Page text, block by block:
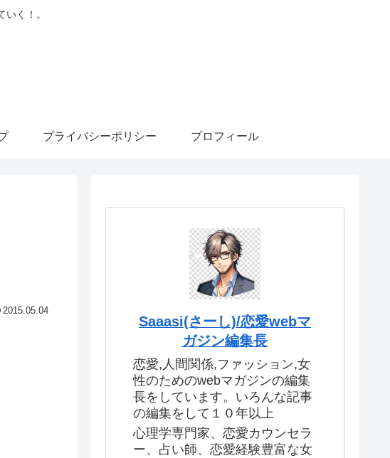
く！。
プライバシーポリシー プロフィール
2015.05.04
Saaasi(さーし)/恋愛webマ
ガジン編集長
恋愛,人間関係,ファッション,女
性のためのwebマガジンの編集
長をしています。いろんな記事
の編集をして１０年以上
心理学専門家、恋愛カウンセラ
ー、占い師、恋愛経験豊富な女